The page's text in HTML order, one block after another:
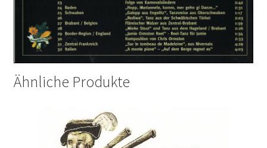
Ähnliche Produkte